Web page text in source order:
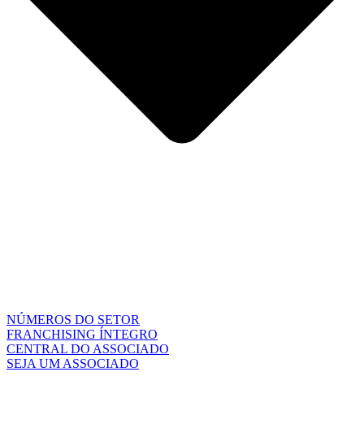
NÚMEROS DO SETOR
FRANCHISING ÍNTEGRO
CENTRAL DO ASSOCIADO
SEJA UM ASSOCIADO